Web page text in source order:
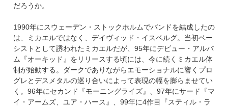
だろうか。
1990年にスウェーデン・ストックホルムでバンドを結成したの
は、ミカエルではなく、デイヴィッド・イスベルグ。当初ベー
シストとして誘われたミカエルだが、95年にデビュー・アルバ
ム『オーキッド』をリリースする頃には、今に続くミカエル体
制が始動する。ダークでありながらエモーショナルに響くプロ
グレとデスメタルの巡り合いによって表現の幅を膨らませてい
く。96年にセカンド『モーニングライズ』、97年にサード『マ
イ・アームズ、ユア・ハース』、99年に4作目『スティル・ラ